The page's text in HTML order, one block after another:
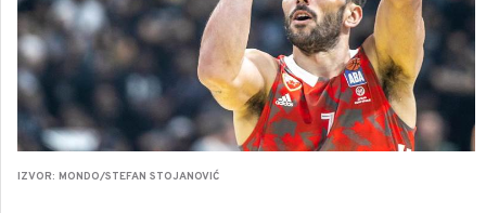
IZVOR: MONDO/STEFAN STOJANOVIĆ